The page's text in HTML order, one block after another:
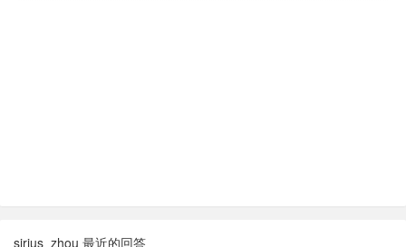
sirius_zhou 最近的回答